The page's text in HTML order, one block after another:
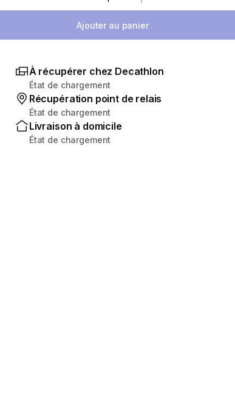
Sélectionnez la quantité
Ajouter au panier
À récupérer chez Decathlon
État de chargement
Récupération point de relais
État de chargement
Livraison à domicile
État de chargement